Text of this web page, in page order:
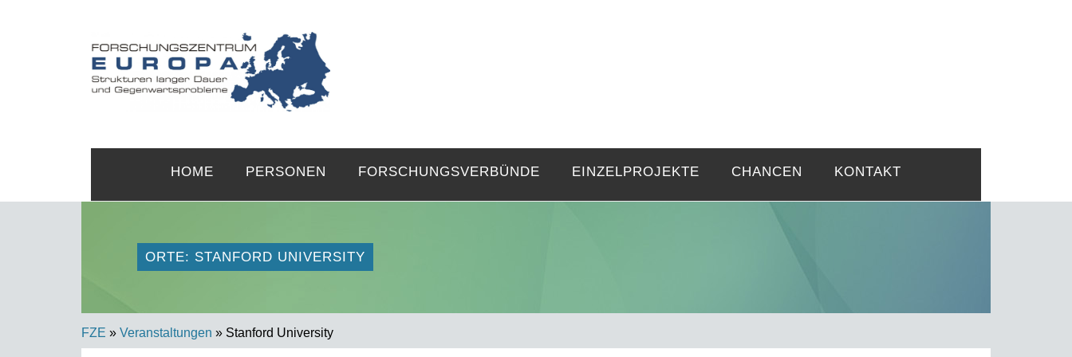
HOME PERSONEN FORSCHUNGSVERBÜNDE EINZELPROJEKTE CHANCEN KONTAKT
ORTE: STANFORD UNIVERSITY
FZE » Veranstaltungen » Stanford University